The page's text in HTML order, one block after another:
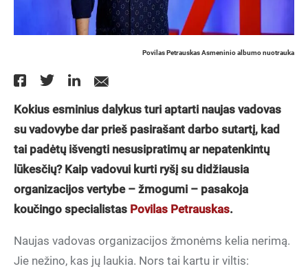
Povilas Petrauskas Asmeninio albumo nuotrauka
Kokius esminius dalykus turi aptarti naujas vadovas
su vadovybe dar prieš pasirašant darbo sutartį, kad
tai padėtų išvengti nesusipratimų ar nepatenkintų
lūkesčių? Kaip vadovui kurti ryšį su didžiausia
organizacijos vertybe – žmogumi – pasakoja
koučingo specialistas Povilas Petrauskas.
Naujas vadovas organizacijos žmonėms kelia nerimą.
Jie nežino, kas jų laukia. Nors tai kartu ir viltis: